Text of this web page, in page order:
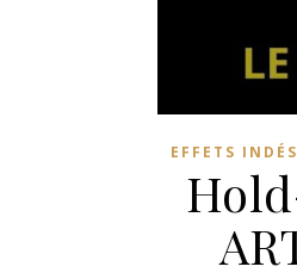
EFFETS